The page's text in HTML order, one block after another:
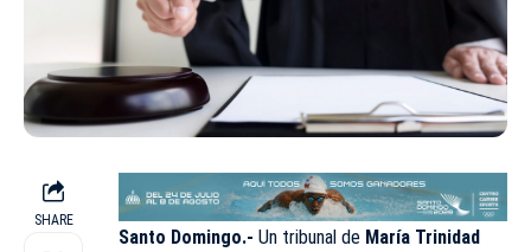
SHARE
Santo Domingo.- Un tribunal de María Trinidad